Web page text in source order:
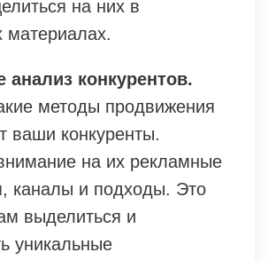
на них в
материалах.
анализ конкурентов.
методы продвижения
ваши конкуренты.
на их рекламные
каналы и подходы. Это
выделиться и
уникальные